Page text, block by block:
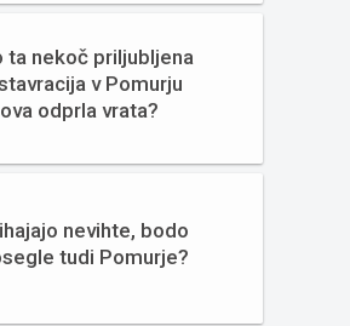
ta nekoč priljubljena
v Pomurju
odprla vrata?
nevihte, bodo
tudi Pomurje?